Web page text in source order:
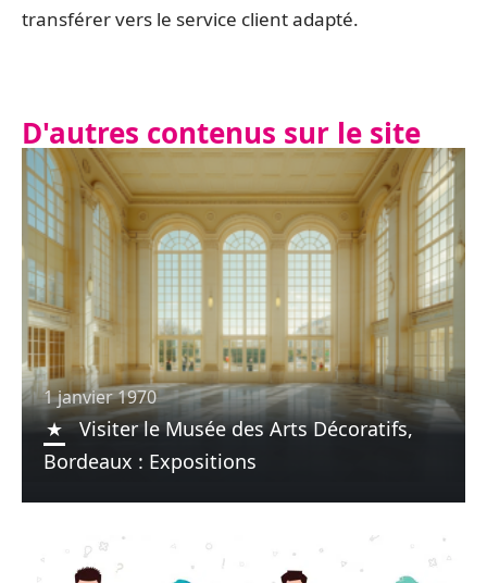
transférer vers le service client adapté.
D'autres contenus sur le site
1 janvier 1970
Visiter le Musée des Arts Décoratifs,
Bordeaux : Expositions